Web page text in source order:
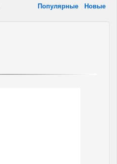
Популярные Новые